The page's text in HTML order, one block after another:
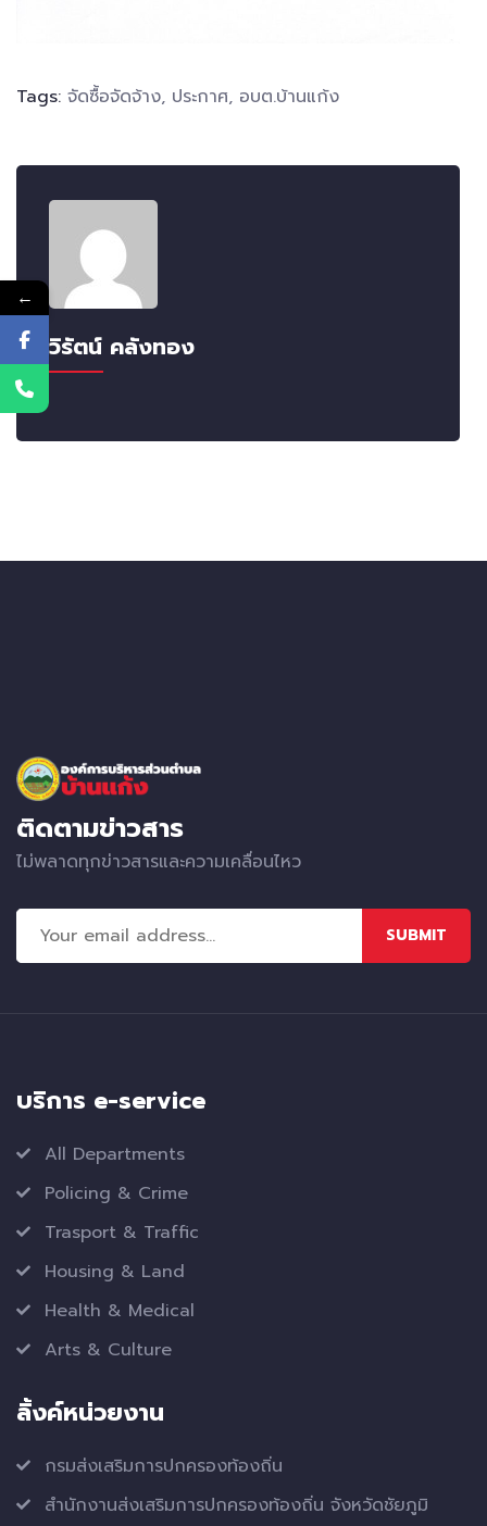
Tags: จัดซื้อจัดจ้าง, ประกาศ, อบต.บ้านแก้ง
วิรัตน์ คลังทอง
ติดตามข่าวสาร
ไม่พลาดทุกข่าวสารและความเคลื่อนไหว
SUBMIT
บริการ e-service
All Departments
Policing & Crime
Trasport & Traffic
Housing & Land
Health & Medical
Arts & Culture
ลิ้งค์หน่วยงาน
กรมส่งเสริมการปกครองท้องถิ่น
สำนักงานส่งเสริมการปกครองท้องถิ่น จังหวัดชัยภูมิ
←